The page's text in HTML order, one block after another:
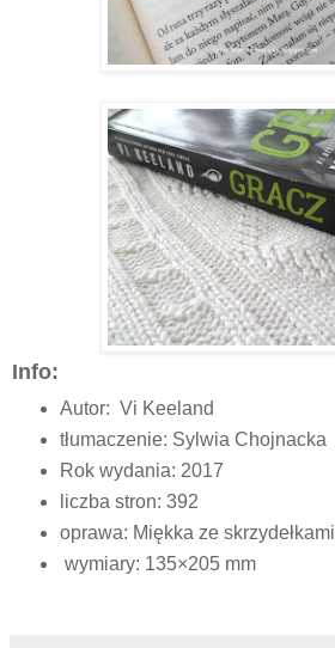
Info:
Autor: Vi Keeland
tłumaczenie: Sylwia Chojnacka
Rok wydania: 2017
liczba stron: 392
oprawa: Miękka ze skrzydełkami
wymiary: 135×205 mm